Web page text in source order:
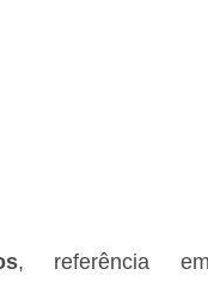
, referência